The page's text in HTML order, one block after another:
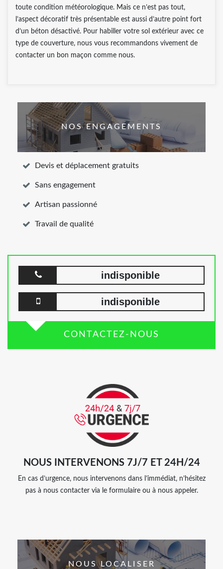
toute condition météorologique. Mais ce n’est pas tout,
l’aspect décoratif très présentable est aussi d’autre point fort
d’un béton désactivé. Pour habiller votre sol extérieur avec ce
type de couverture, nous vous recommandons vivement de
contacter un bon maçon comme nous.
NOS ENGAGEMENTS
Devis et déplacement gratuits
Sans engagement
Artisan passionné
Travail de qualité
indisponible
indisponible
CONTACTEZ-NOUS
NOUS INTERVENONS 7J/7 ET 24H/24
En cas d’urgence, nous intervenons dans l’immédiat, n’hésitez
pas à nous contacter via le formulaire ou à nous appeler.
NOUS LOCALISER